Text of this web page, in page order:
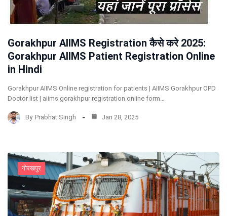
Gorakhpur AIIMS Registration कैसे करे 2025:
Gorakhpur AIIMS Patient Registration Online
in Hindi
Gorakhpur AIIMS Online registration for patients | AIIMS Gorakhpur OPD
Doctor list | aiims gorakhpur registration online form…
By Prabhat Singh Jan 28, 2025
गोरखपुर